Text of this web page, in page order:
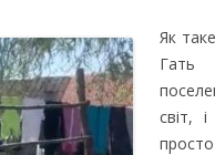
Як
Гать
світ,